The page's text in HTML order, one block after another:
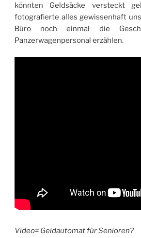
könnten Geldsäcke versteckt
fotografierte alles gewissenhaft
Büro noch einmal die
Panzerwagenpersonal erzählen.
Video= Geldautomat für Senioren?